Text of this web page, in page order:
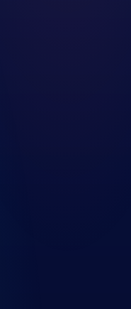
conform onze